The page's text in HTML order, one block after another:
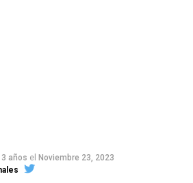
3 años el Noviembre 23, 2023